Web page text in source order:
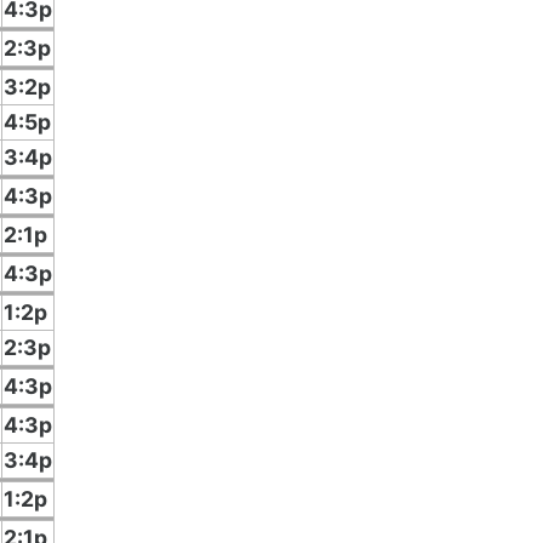
4:3p
2:3p
3:2p
4:5p
3:4p
4:3p
2:1p
4:3p
1:2p
2:3p
4:3p
4:3p
3:4p
1:2p
2:1p